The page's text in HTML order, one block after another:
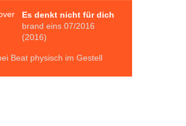
Es denkt nicht für dich
brand eins 07/2016
(2016)